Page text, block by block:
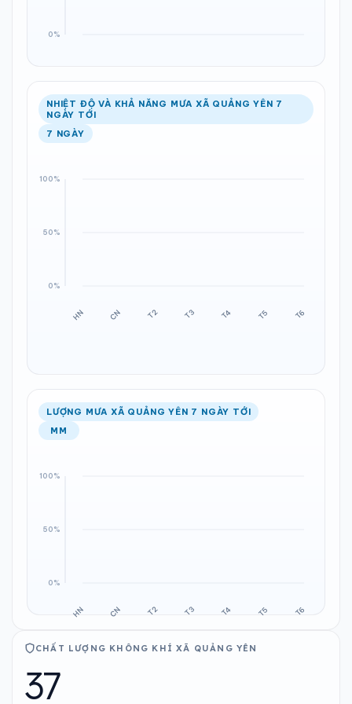
NHIỆT ĐỘ VÀ KHẢ NĂNG MƯA XÃ QUẢNG YÊN 7
NGÀY TỚI
7 NGÀY
LƯỢNG MƯA XÃ QUẢNG YÊN 7 NGÀY TỚI
MM
CHẤT LƯỢNG KHÔNG KHÍ XÃ QUẢNG YÊN
37